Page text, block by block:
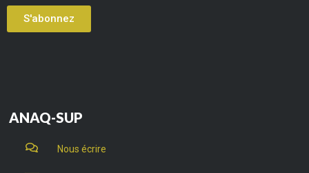
S'abonnez
ANAQ-SUP
Nous écrire